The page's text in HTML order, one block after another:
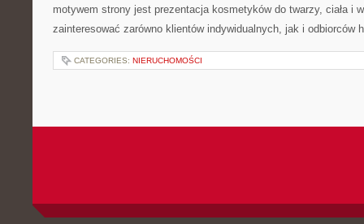
motywem strony jest prezentacja kosmetyków do twarzy, ciała i
zainteresować zarówno klientów indywidualnych, jak i
CATEGORIES: NIERUCHOMOŚCI